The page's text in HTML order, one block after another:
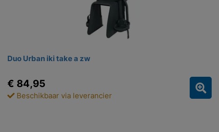
Duo Urban iki take a zw
€ 84,95
Beschikbaar via leverancier